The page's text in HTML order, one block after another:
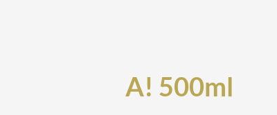
A! 500ml